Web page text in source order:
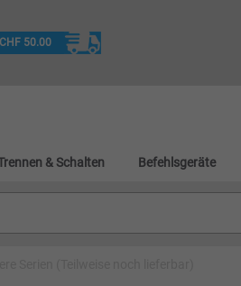
50.00
& Schalten Befehlsgeräte